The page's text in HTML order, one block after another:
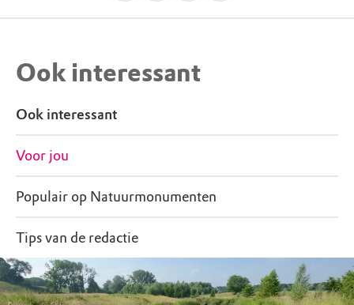
Ook interessant
Ook interessant
Voor jou
Populair op Natuurmonumenten
Tips van de redactie